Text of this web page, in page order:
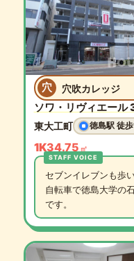
穴 穴吹カレッジ
ソワ・リヴィエール
東大工町 徳島駅 徒
1K34.75 ㎡
セブンイレブンも歩
自転車で徳島大学の
です。